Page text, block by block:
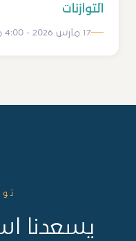
التوازنات
17 مارس 2026 - 4:00 م
يسعدنا